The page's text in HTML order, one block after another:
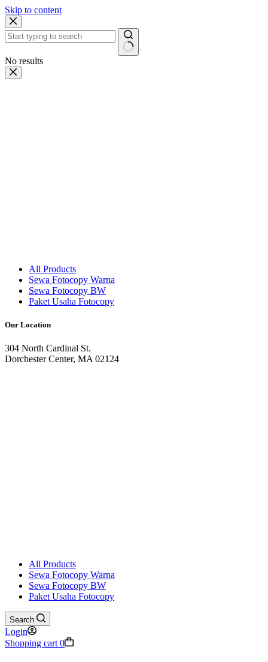
Skip to content
No results
All Products
Sewa Fotocopy Warna
Sewa Fotocopy BW
Paket Usaha Fotocopy
Our Location
304 North Cardinal St.
Dorchester Center, MA 02124
All Products
Sewa Fotocopy Warna
Sewa Fotocopy BW
Paket Usaha Fotocopy
Search
Login
Shopping cart 0